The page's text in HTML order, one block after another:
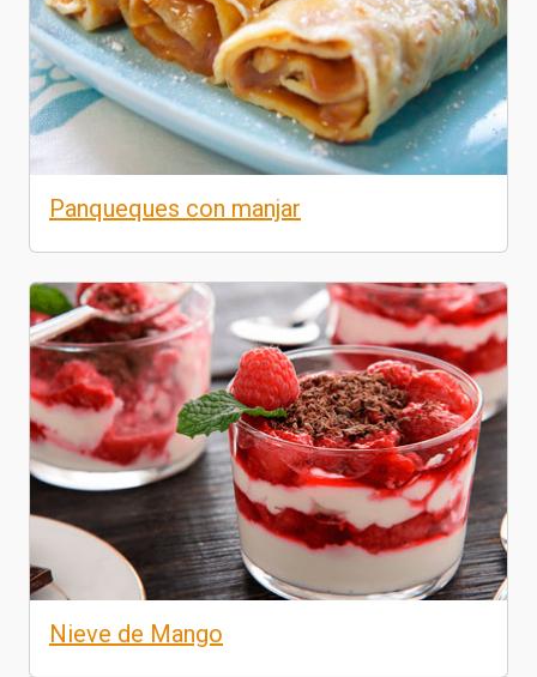
Panqueques con manjar
Nieve de Mango